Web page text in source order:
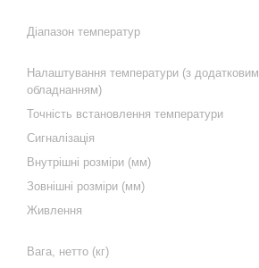
Діапазон температур
Налаштування температури (з додатковим
обладнанням)
Точність встановлення температури
Сигналізація
Внутрішні розміри (мм)
Зовнішні розміри (мм)
Живлення
Вага, нетто (кг)